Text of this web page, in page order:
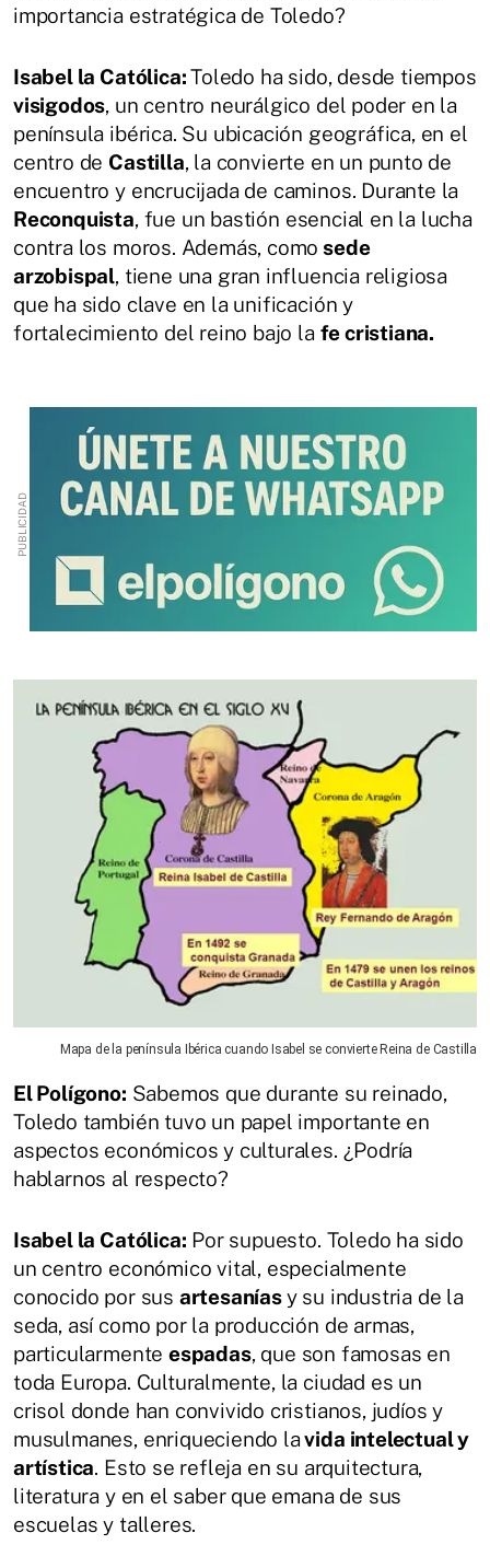
importancia estratégica de Toledo?
Isabel la Católica:Toledo ha sido, desde tiempos
visigodos, un centro neurálgico del poder en la
península ibérica. Su ubicación geográfica, en el
centro de Castilla, la convierte en un punto de
encuentro y encrucijada de caminos. Durante la
Reconquista, fue un bastión esencial en la lucha
contra los moros. Además, como sede
arzobispal, tiene una gran influencia religiosa
que ha sido clave en la unificación y
fortalecimiento del reino bajo la fe cristiana.
Mapa de la península Ibérica cuando Isabel se convierte Reina de Castilla
El Polígono: Sabemos que durante su reinado,
Toledo también tuvo un papel importante en
aspectos económicos y culturales. ¿Podría
hablarnos al respecto?
Isabel la Católica: Por supuesto. Toledo ha sido
un centro económico vital, especialmente
conocido por sus artesaníasy su industria de la
seda, así como por la producción de armas,
particularmente espadas, que son famosas en
toda Europa. Culturalmente, la ciudad es un
crisol donde han convivido cristianos, judíos y
musulmanes, enriqueciendo lavida intelectual y
artística. Esto se refleja en su arquitectura,
literatura y en el saber que emana de sus
escuelas y talleres.